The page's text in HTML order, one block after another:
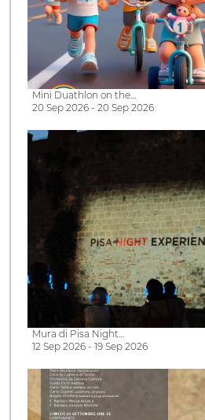
Mini Duathlon on the…
20 Sep 2026 - 20 Sep 2026
Mura di Pisa Night…
12 Sep 2026 - 19 Sep 2026